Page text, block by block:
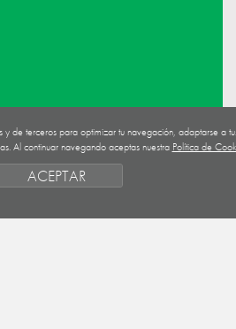
y de terceros para optimizar tu navegación, adaptarse a
Al continuar navegando aceptas nuestra Política de
ACEPTAR